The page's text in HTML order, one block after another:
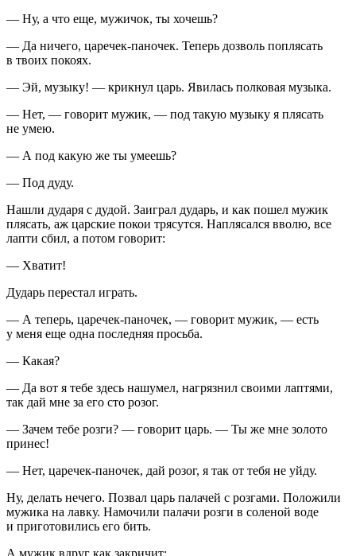
— Ну, а что еще, мужичок, ты хочешь?
— Да ничего, царечек-паночек. Теперь дозволь поплясать
в твоих покоях.
— Эй, музыку! — крикнул царь. Явилась полковая музыка.
— Нет, — говорит мужик, — под такую музыку я плясать
не умею.
— А под какую же ты умеешь?
— Под дуду.
Нашли дударя с дудой. Заиграл дударь, и как пошел мужик
плясать, аж царские покои трясутся. Наплясался вволю, все
лапти сбил, а потом говорит:
— Хватит!
Дударь перестал играть.
— А теперь, царечек-паночек, — говорит мужик, — есть
у меня еще одна последняя просьба.
— Какая?
— Да вот я тебе здесь нашумел, нагрязнил своими лаптями,
так дай мне за его сто розог.
— Зачем тебе розги? — говорит царь. — Ты же мне золото
принес!
— Нет, царечек-паночек, дай розог, я так от тебя не уйду.
Ну, делать нечего. Позвал царь палачей с розгами. Положили
мужика на лавку. Намочили палачи розги в соленой воде
и приготовились его бить.